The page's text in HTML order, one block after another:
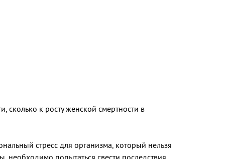
сколько к росту женской смертности в
стресс для организма, который нельзя
необходимо попытаться свести последствия